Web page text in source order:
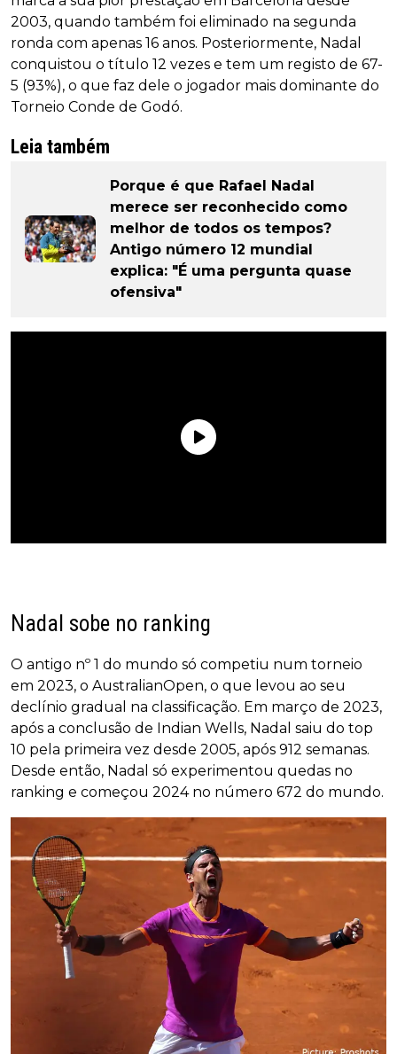
2003, quando também foi eliminado na segunda
ronda com apenas 16 anos. Posteriormente, Nadal
conquistou o título 12 vezes e tem um registo de 67-
5 (93%), o que faz dele o jogador mais dominante do
Torneio Conde de Godó.
Leia também
Porque é que Rafael Nadal
merece ser reconhecido como
melhor de todos os tempos?
Antigo número 12 mundial
explica: "É uma pergunta quase
ofensiva"
Nadal sobe no ranking
O antigo nº 1 do mundo só competiu num torneio
em 2023, o AustralianOpen, o que levou ao seu
declínio gradual na classificação. Em março de 2023,
após a conclusão de Indian Wells, Nadal saiu do top
10 pela primeira vez desde 2005, após 912 semanas.
Desde então, Nadal só experimentou quedas no
ranking e começou 2024 no número 672 do mundo.